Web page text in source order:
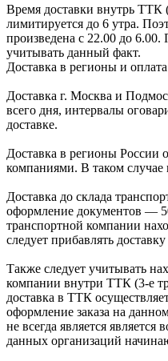
Время доставки внутрь ТТК
лимитируется до 6 утра.
произведена с 22.00 до
учитывать данный факт.
Доставка в регионы и
Доставка г. Москва и
всего дня, интервалы
доставке.
Доcтавка в регионы России
компаниями. В таком случае
Доставка до склада
оформление документов —
транспортной компании
следует прибавлять
Также следует учитывать
компании внутри ТТК (3-е
доставка в ТТК
оформление заказа на
не всегда является является
данных организаций